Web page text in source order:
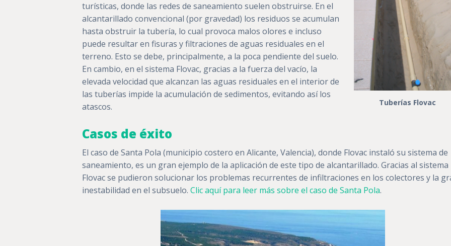
Tuberías Flovac
turísticas, donde las redes de saneamiento suelen obstruirse. En el
alcantarillado convencional (por gravedad) los residuos se acumulan
hasta obstruir la tubería, lo cual provoca malos olores e incluso
puede resultar en fisuras y filtraciones de aguas residuales en el
terreno. Esto se debe, principalmente, a la poca pendiente del suelo.
En cambio, en el sistema Flovac, gracias a la fuerza del vacío, la
elevada velocidad que alcanzan las aguas residuales en el interior de
las tuberías impide la acumulación de sedimentos, evitando así los
atascos.
Casos de éxito
El caso de Santa Pola (municipio costero en Alicante, Valencia), donde Flovac instaló su sistema de
saneamiento, es un gran ejemplo de la aplicación de este tipo de alcantarillado. Gracias al sistema
Flovac se pudieron solucionar los problemas recurrentes de infiltraciones en los colectores y la
inestabilidad en el subsuelo. Clic aquí para leer más sobre el caso de Santa Pola.